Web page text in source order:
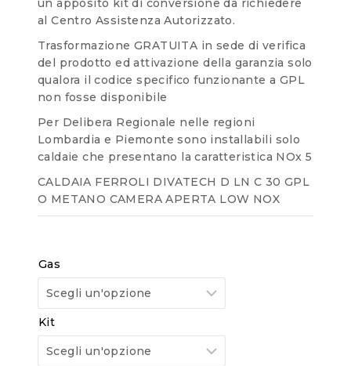
un apposito kit di conversione da richiedere
al Centro Assistenza Autorizzato.
Trasformazione GRATUITA in sede di verifica
del prodotto ed attivazione della garanzia solo
qualora il codice specifico funzionante a GPL
non fosse disponibile
Per Delibera Regionale nelle regioni
Lombardia e Piemonte sono installabili solo
caldaie che presentano la caratteristica NOx 5
CALDAIA FERROLI DIVATECH D LN C 30 GPL
O METANO CAMERA APERTA LOW NOX
Gas
Kit